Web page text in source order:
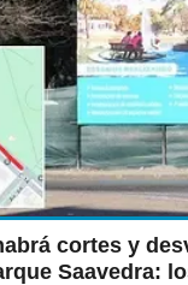
cortes y
Saavedra: